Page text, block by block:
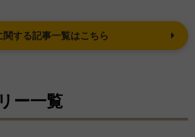
関する記事一覧はこちら
ー一覧